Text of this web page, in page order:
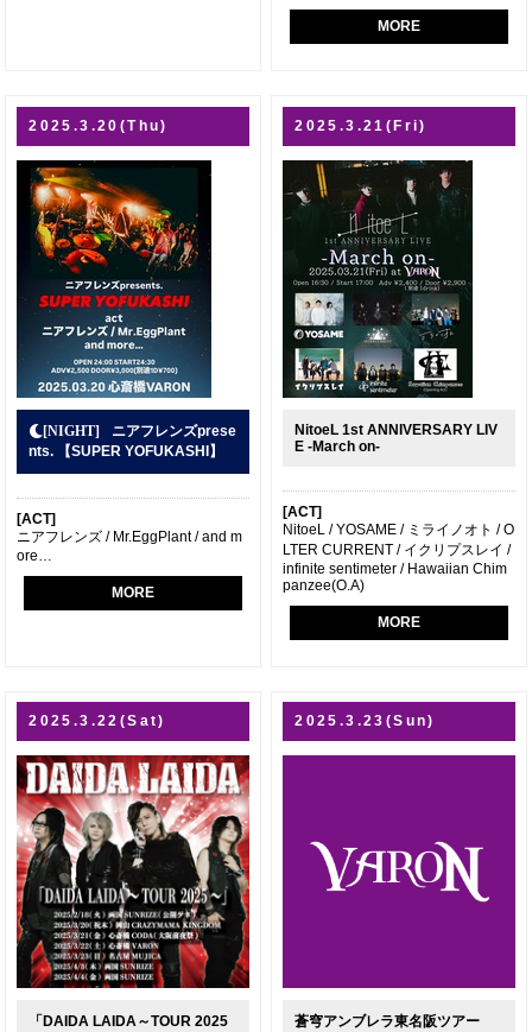
MORE
2025.3.20(Thu)
ニアフレンズprese
nts. 【SUPER YOFUKASHI】
[ACT]
ニアフレンズ / Mr.EggPlant / and m
ore…
MORE
2025.3.21(Fri)
NitoeL 1st ANNIVERSARY LIV
E -March on-
[ACT]
NitoeL / YOSAME / ミライノオト / O
LTER CURRENT / イクリプスレイ /
infinite sentimeter / Hawaiian Chim
panzee(O.A)
MORE
2025.3.22(Sat)
「DAIDA LAIDA～TOUR 2025
2025.3.23(Sun)
蒼穹アンブレラ東名阪ツアー